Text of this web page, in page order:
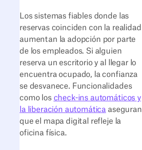
Los sistemas fiables donde las
reservas coinciden con la realidad
aumentan la adopción por parte
de los empleados. Si alguien
reserva un escritorio y al llegar lo
encuentra ocupado, la confianza
se desvanece. Funcionalidades
como los check-ins automáticos y
la liberación automática aseguran
que el mapa digital refleje la
oficina física.